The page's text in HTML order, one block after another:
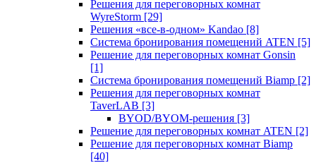
Решения для переговорных комнат
WyreStorm [29]
Решения «все-в-одном» Kandao [8]
Система бронирования помещений ATEN [5]
Решение для переговорных комнат Gonsin
[1]
Система бронирования помещений Biamp [2]
Решения для переговорных комнат
TaverLAB [3]
BYOD/BYOM-решения [3]
Решение для переговорных комнат ATEN [2]
Решение для переговорных комнат Biamp
[40]